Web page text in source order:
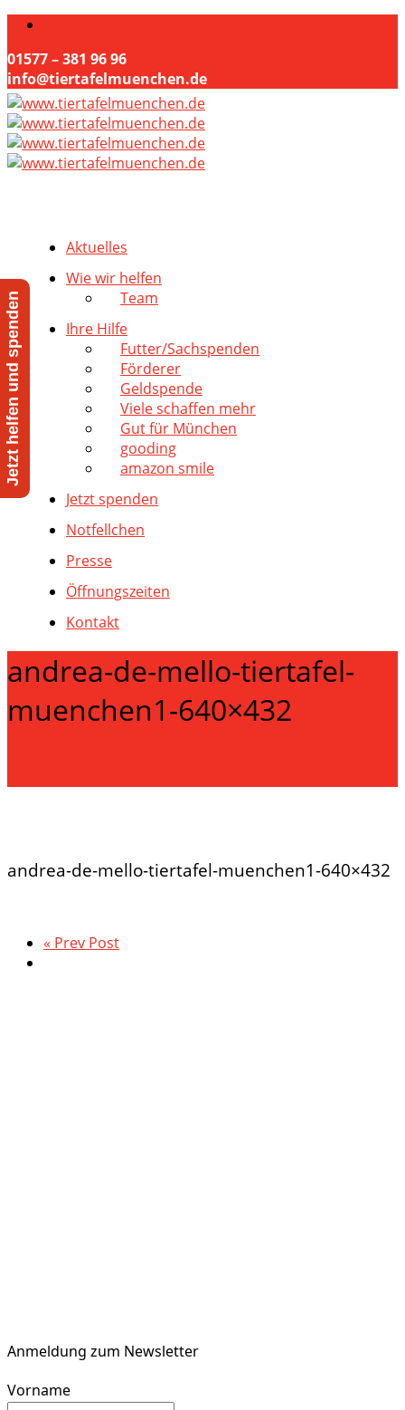
01577 – 381 96 96
info@tiertafelmuenchen.de
Aktuelles
Wie wir helfen
Team
Ihre Hilfe
Futter/Sachspenden
Förderer
Geldspende
Viele schaffen mehr
Gut für München
gooding
amazon smile
Jetzt spenden
Notfellchen
Presse
Öffnungszeiten
Kontakt
andrea-de-mello-tiertafel-
muenchen1-640×432
andrea-de-mello-tiertafel-muenchen1-640×432
« Prev Post
Anmeldung zum Newsletter
Vorname
Jetzt helfen und spenden